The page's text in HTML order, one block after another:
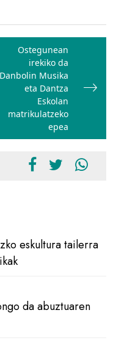
Ostegunean
irekiko da
Danbolin Musika
eta Dantza
Eskolan
matrikulatzeko
epea
eskultura tailerra
da abuztuaren